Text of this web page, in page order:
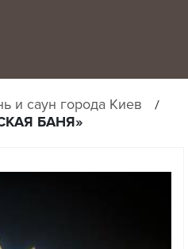
и саун города Киев
БАНЯ»